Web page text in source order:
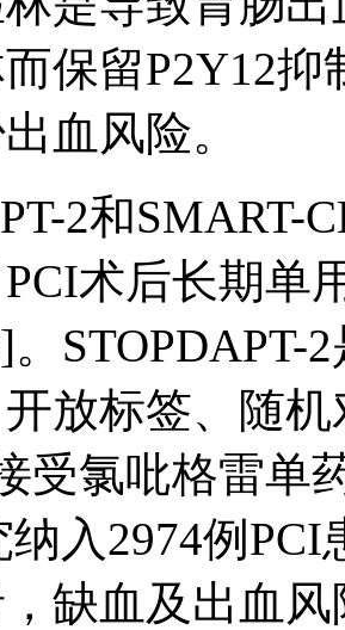
保留P2Y12
血风险。
2和SMART-
术后长期单
STOPDAPT-
放标签、随
受氯吡格雷单
入2974例
缺血及出血